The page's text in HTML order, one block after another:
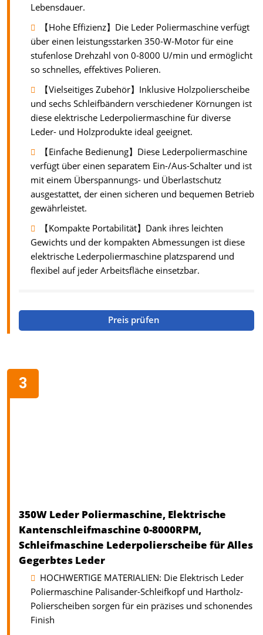
Lebensdauer.
【Hohe Effizienz】Die Leder Poliermaschine verfügt
über einen leistungsstarken 350-W-Motor für eine
stufenlose Drehzahl von 0-8000 U/min und ermöglicht
so schnelles, effektives Polieren.
【Vielseitiges Zubehör】Inklusive Holzpolierscheibe
und sechs Schleifbändern verschiedener Körnungen ist
diese elektrische Lederpoliermaschine für diverse
Leder- und Holzprodukte ideal geeignet.
【Einfache Bedienung】Diese Lederpoliermaschine
verfügt über einen separatem Ein-/Aus-Schalter und ist
mit einem Überspannungs- und Überlastschutz
ausgestattet, der einen sicheren und bequemen Betrieb
gewährleistet.
【Kompakte Portabilität】Dank ihres leichten
Gewichts und der kompakten Abmessungen ist diese
elektrische Lederpoliermaschine platzsparend und
flexibel auf jeder Arbeitsfläche einsetzbar.
Preis prüfen
350W Leder Poliermaschine, Elektrische
Kantenschleifmaschine 0-8000RPM,
Schleifmaschine Lederpolierscheibe für Alles
Gegerbtes Leder
HOCHWERTIGE MATERIALIEN: Die Elektrisch Leder
Poliermaschine Palisander-Schleifkopf und Hartholz-
Polierscheiben sorgen für ein präzises und schonendes
Finish